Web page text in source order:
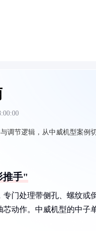
调节逻辑，从中威机型案例
推手"
门处理带侧孔、螺纹或
动作。中威机型的中子